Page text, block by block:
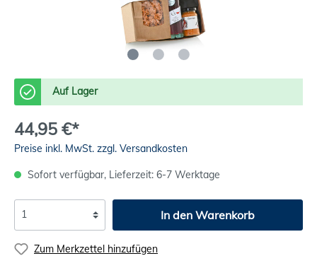
Auf Lager
44,95 €*
Preise inkl. MwSt. zzgl. Versandkosten
Sofort verfügbar, Lieferzeit: 6-7 Werktage
In den Warenkorb
Zum Merkzettel hinzufügen